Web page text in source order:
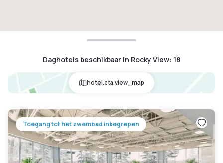
Daghotels beschikbaar in Rocky View: 18
hotel.cta.view_map
Toegang tot het zwembad inbegrepen